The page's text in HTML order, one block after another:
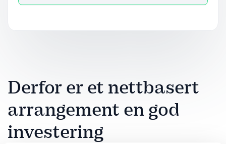
Derfor er et nettbasert
arrangement en god
investering